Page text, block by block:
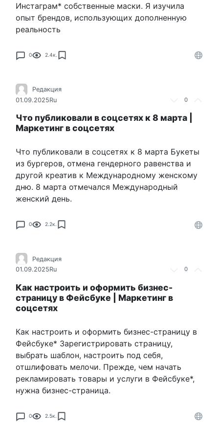
Инстаграм* собственные маски. Я изучила
опыт брендов, использующих дополненную
реальность
0 2.4к.
0
Редакция
01.09.2025Ru
Что публиковали в соцсетях к 8 марта |
Маркетинг в соцсетях
Что публиковали в соцсетях к 8 марта Букеты
из бургеров, отмена гендерного равенства и
другой креатив к Международному женскому
дню. 8 марта отмечался Международный
женский день.
0 2.2к.
0
Редакция
01.09.2025Ru
Как настроить и оформить бизнес-
страницу в Фейсбуке | Маркетинг в
соцсетях
Как настроить и оформить бизнес-страницу в
Фейсбуке* Зарегистрировать страницу,
выбрать шаблон, настроить под себя,
отшлифовать мелочи. Прежде, чем начать
рекламировать товары и услуги в Фейсбуке*,
нужна бизнес-страница.
0 2.5к.